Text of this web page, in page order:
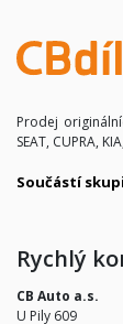
Prodej
SEAT, CUPRA,
Součástí
Rychlý
CB Auto a.s.
U Pily 609